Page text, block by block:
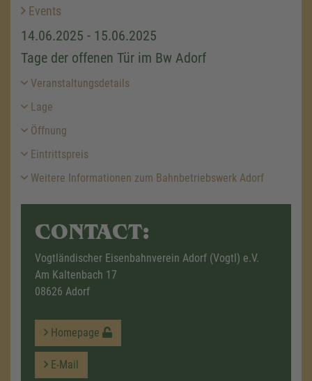
Events
14.06.2025 - 15.06.2025
Tage der offenen Tür im Bw Adorf
Veranstaltungsdetails
Lage
Öffnung
Eintrittspreis
Weitere Informationen zum Bahnbetriebswerk Adorf
CONTACT:
Vogtländischer Eisenbahnverein Adorf (Vogtl) e.V.
Am Kaltenbach 17
08626 Adorf
Homepage
E-Mail